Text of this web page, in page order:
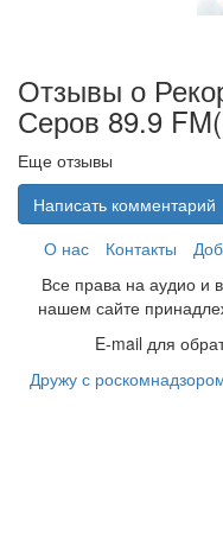
Отзывы о
Серов 89.9 FM(
Еще отзывы
Написать комментарий
О нас
Контакты
Все права на аудио и
нашем сайте
E-mail для
Дружу с